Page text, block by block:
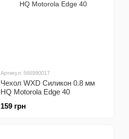
Артикул: 566990017
Чехол WXD Силикон 0.8 мм
HQ Motorola Edge 40
159 грн